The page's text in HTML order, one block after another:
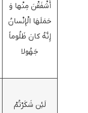
أَشْفَقْنَ مِنْها وَ
حَمَلَهَا الْإِنْسانُ
إِنَّهُ كانَ ظَلُوماً
جَهُولا
لَئِن شَكَرْتُمْ